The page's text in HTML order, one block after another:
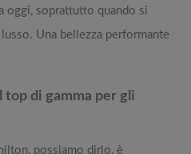
oggi, soprattutto quando si
Una bellezza performante
di gamma per gli
possiamo dirlo, è